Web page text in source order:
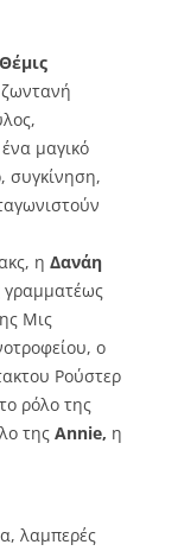
Θέμις
μαγικό
συγκίνηση,
η Δανάη
γραμματέως
Μις
ο
Ρούστερ
ρόλο της
τηςAnnie, η
λαμπερές